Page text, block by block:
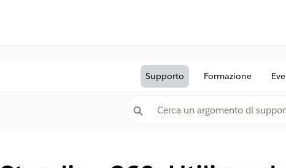
Supporto Formazione